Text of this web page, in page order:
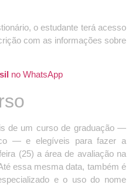
o estudante terá acesso
com as informações sobre
no WhatsApp
de um curso de graduação —
— e elegíveis para fazer a
(25) a área de avaliação na
essa mesma data, também é
e o uso do nome